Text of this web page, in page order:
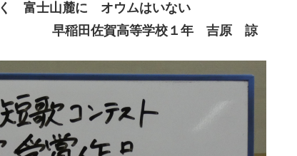
富士山麓に オウムはいない
校１年 吉原 諒